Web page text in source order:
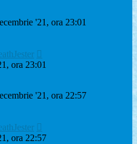
'21, ora 23:01
ora 23:01
'21, ora 22:57
ora 22:57